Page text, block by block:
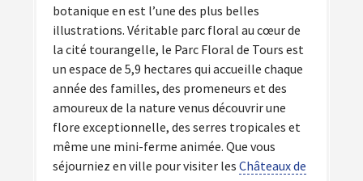
botanique en est l’une des plus belles
illustrations. Véritable parc floral au cœur de
la cité tourangelle, le Parc Floral de Tours est
un espace de 5,9 hectares qui accueille chaque
année des familles, des promeneurs et des
amoureux de la nature venus découvrir une
flore exceptionnelle, des serres tropicales et
même une mini-ferme animée. Que vous
séjourniez en ville pour visiter les Châteaux de